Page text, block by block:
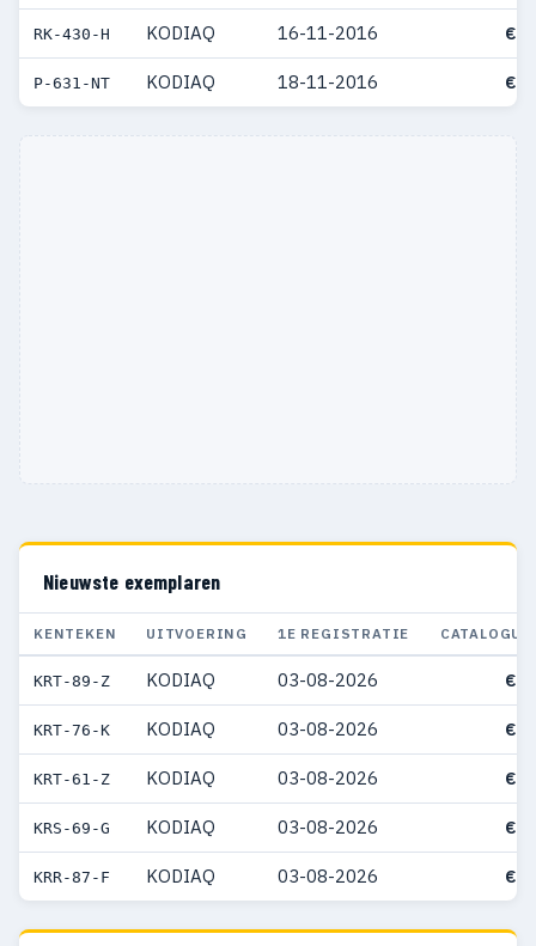
RK-430-H KODIAQ 16-11-2016 €
P-631-NT KODIAQ 18-11-2016 €
Nieuwste exemplaren
KENTEKEN UITVOERING 1E REGISTRATIE
KRT-89-Z KODIAQ 03-08-2026 €
KRT-76-K KODIAQ 03-08-2026 €
KRT-61-Z KODIAQ 03-08-2026 €
KRS-69-G KODIAQ 03-08-2026 €
KRR-87-F KODIAQ 03-08-2026 €